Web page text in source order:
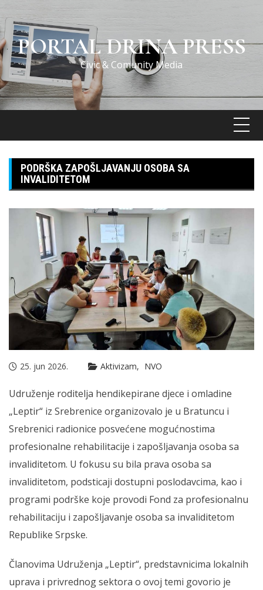
Skip
to
contentPORTAL DRINA PRESS
Civic & Comunity Media
PODRŠKA ZAPOŠLJAVANJU OSOBA SA
INVALIDITETOM
25. jun 2026. Aktivizam NVO
Udruženje roditelja hendikepirane djece i omladine
„Leptir“ iz Srebrenice organizovalo je u Bratuncu i
Srebrenici radionice posvećene mogućnostima
profesionalne rehabilitacije i zapošljavanja osoba sa
invaliditetom. U fokusu su bila prava osoba sa
invaliditetom, podsticaji dostupni poslodavcima, kao i
programi podrške koje provodi Fond za profesionalnu
rehabilitaciju i zapošljavanje osoba sa invaliditetom
Republike Srpske.
Članovima Udruženja „Leptir“, predstavnicima lokalnih
uprava i privrednog sektora o ovoj temi govorio je